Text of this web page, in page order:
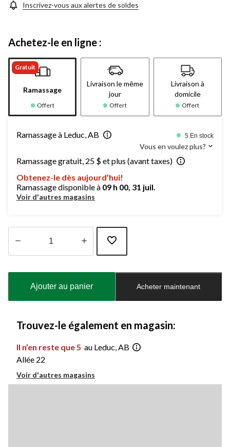
Inscrivez-vous aux alertes de soldes
Achetez-le en ligne :
Gratuit
Ramassage
Offert
Livraison le même
jour
Offert
Livraison à
domicile
Offert
Ramassage à Leduc, AB 5 En stock
Vous en voulez plus?
Ramassage gratuit, 25 $ et plus (avant taxes)
Obtenez-le dès aujourd’hui!
Ramassage disponible à 09 h 00, 31 juil.
Voir d'autres magasins
à
Ajouter au panier Acheter maintenant
Trouvez-le également en magasin:
Il n’en reste que 5 au Leduc, AB
Allée 22
Voir d'autres magasins